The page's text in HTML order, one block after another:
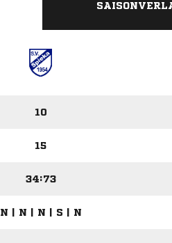
10
15
34:73
N | N | N | S | N